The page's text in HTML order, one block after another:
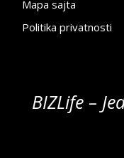
Mapa sajta
Politika privatnosti
BIZLife –